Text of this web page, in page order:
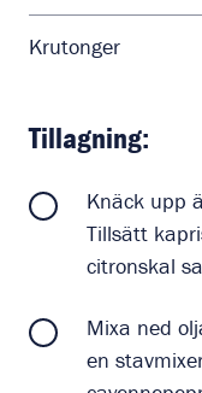
Krutonger
Tillagning:
Knäck upp
Tillsätt
citronskal
Mixa ned
en